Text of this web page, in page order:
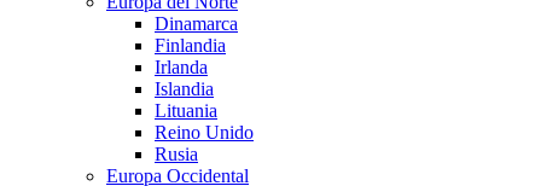
Dinamarca
Finlandia
Irlanda
Islandia
Lituania
Reino Unido
Rusia
Europa Occidental